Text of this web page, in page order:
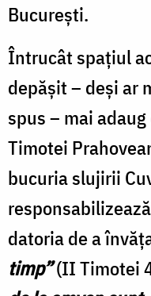
București.
Întrucât spațiul
depășit – deși ar
spus – mai
Timotei
bucuria slujirii
datoria de a
timp”(II Timotei